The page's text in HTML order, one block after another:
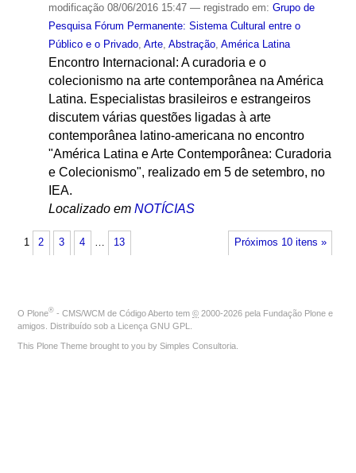
modificação08/06/2016 15:47 — registrado em: Grupo de
Pesquisa Fórum Permanente: Sistema Cultural entre o
Público e o Privado, Arte, Abstração, América Latina
Encontro Internacional: A curadoria e o
colecionismo na arte contemporânea na América
Latina. Especialistas brasileiros e estrangeiros
discutem várias questões ligadas à arte
contemporânea latino-americana no encontro
"América Latina e Arte Contemporânea: Curadoria
e Colecionismo", realizado em 5 de setembro, no
IEA.
Localizado em NOTÍCIAS
Próximos 10 itens »
1 2 3 4 … 13
O Plone® - CMS/WCM de Código Aberto tem © 2000-2026 pela Fundação Plone e
amigos. Distribuído sob a Licença GNU GPL
This Plone Theme brought to you by Simples Consultoria